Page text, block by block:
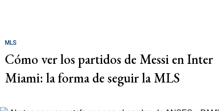
MLS
Cómo ver los partidos de Messi en Inter
Miami: la forma de seguir la MLS